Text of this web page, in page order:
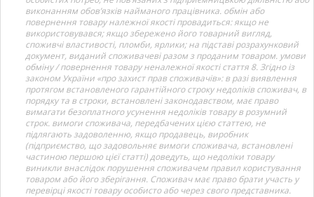
виконанням обов’язків найманого працівника. обмін або
повернення товару належної якості провадиться: якщо не
використовувався; якщо збережено його товарний вигляд,
споживчі властивості, пломби, ярлики; на підставі розрахунковий
документ, виданий споживачеві разом з проданим товаром. умови
обміну / повернення товару неналежної якості стаття 8. Згідно із
законом України «про захист прав споживачів»: в разі виявлення
протягом встановленого гарантійного строку недоліків споживач, в
порядку та в строки, встановлені законодавством, має право
вимагати безоплатного усунення недоліків товару в розумний
строк. вимоги споживача, передбачених цією статтею, не
підлягають задоволенню, якщо продавець, виробник
(підприємство, що задовольняє вимоги споживача, встановлені
частиною першою цієї статті) доведуть, що недоліки товару
виникли внаслідок порушення споживачем правил користування
товаром або його зберігання. Споживач має право брати участь у
перевірці якості товару особисто або через свого представника.